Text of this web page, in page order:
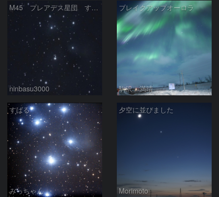
M45 プレアデス星団 すばる
ninbasu3000
ブレイクアップオーロラ
駒沢 満晴
すばる
みっちゃん
夕空に並びました
Morimoto